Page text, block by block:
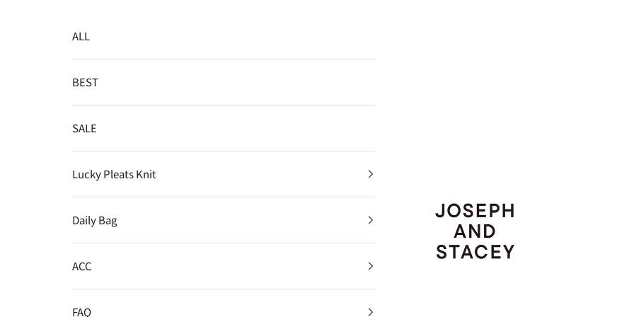
JOSEPH AND STACEY JAPAN
ALL
BEST
SALE
Lucky Pleats Knit
Daily Bag
ACC
FAQ